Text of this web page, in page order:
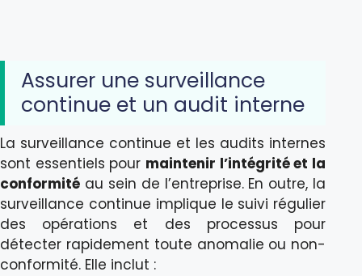
Assurer une surveillance
continue et un audit interne
La surveillance continue et les audits internes
sont essentiels pour maintenir l’intégrité et la
conformité au sein de l’entreprise. En outre, la
surveillance continue implique le suivi régulier
des opérations et des processus pour
détecter rapidement toute anomalie ou non-
conformité. Elle inclut :